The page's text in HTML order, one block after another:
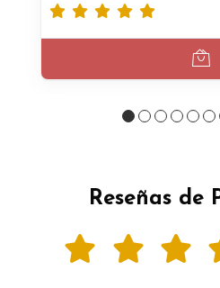
Reseñas de